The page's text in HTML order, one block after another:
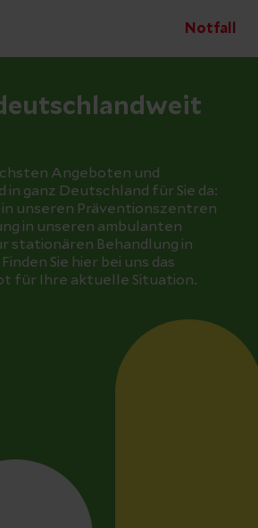
Notfall
Angeboten und
in ganz Deutschland für Sie da:
unseren Präventionszentren
in unseren ambulanten
stationären Behandlung in
Sie hier bei uns das
für Ihre aktuelle Situation.